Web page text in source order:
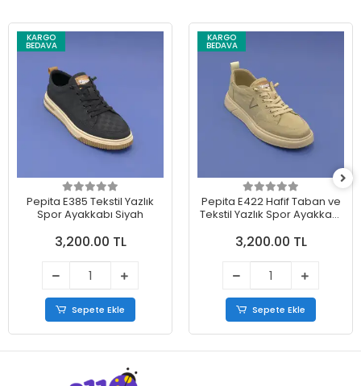
KARGO
BEDAVA
Pepita E385 Tekstil Yazlık
Spor Ayakkabı Siyah
3,200.00 TL
Sepete Ekle
KARGO
BEDAVA
Pepita E422 Hafif Taban ve
Tekstil Yazlık Spor Ayakkabı
3,200.00 TL
Sepete Ekle